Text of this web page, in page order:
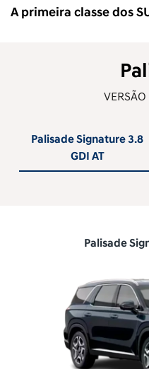
A primeira classe dos
Palisade Signature 3.8
GDI AT
Palisade